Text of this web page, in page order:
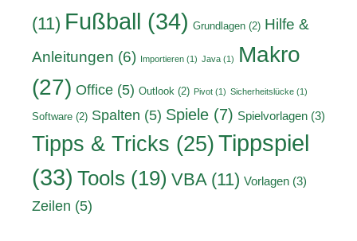
(11) Fußball (34) Grundlagen (2) Hilfe &
Anleitungen (6) Importieren (1) Java (1)
Makro
(27) Office (5) Outlook (2) Pivot (1) Sicherheitslücke (1)
Software (2) Spalten (5) Spiele (7) Spielvorlagen (3)
Tipps & Tricks (25)Tippspiel
(33) Tools (19) VBA(11) Vorlagen (3)
Zeilen (5)